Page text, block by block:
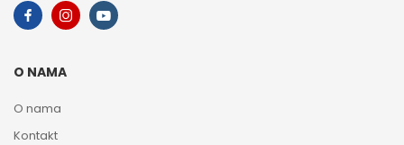
O NAMA
O nama
Kontakt